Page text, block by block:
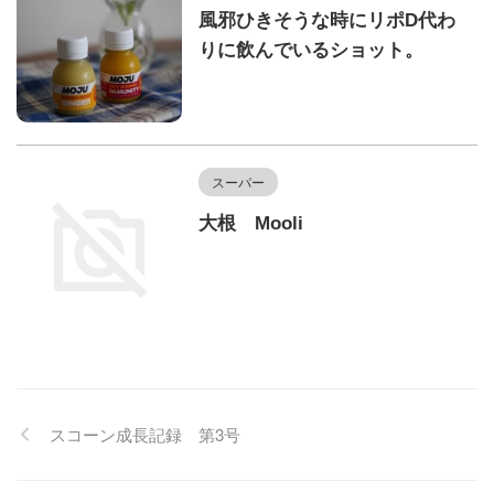
風邪ひきそうな時にリポD代わ
りに飲んでいるショット。
スーパー
大根 Mooli
スコーン成長記録 第3号